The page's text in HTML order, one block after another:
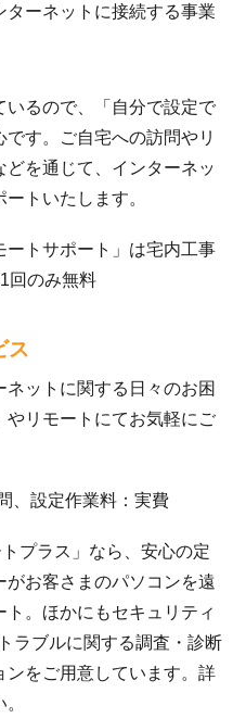
ーネットに接続する事業
るので、「自分で設定で
す。ご自宅への訪問やリ
を通じて、インターネッ
トいたします。
トサポート」は宅内工事
回のみ無料
ス
ットに関する日々のお困
リモートにてお気軽にご
、設定作業料：実費
プラス」なら、安心の定
お客さまのパソコンを遠
。ほかにもセキュリティ
ラブルに関する調査・診断
をご用意しています。詳